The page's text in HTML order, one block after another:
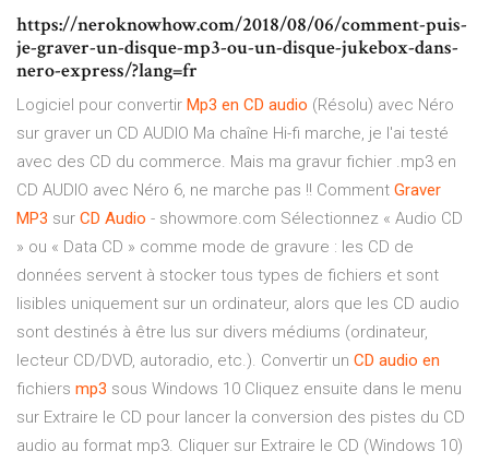
https://neroknowhow.com/2018/08/06/comment-puis-
je-graver-un-disque-mp3-ou-un-disque-jukebox-dans-
nero-express/?lang=fr
Logiciel pour convertir Mp3 en CD audio (Résolu) avec Néro
sur graver un CD AUDIO Ma chaîne Hi-fi marche, je l'ai testé
avec des CD du commerce. Mais ma gravur fichier .mp3 en
CD AUDIO avec Néro 6, ne marche pas !! Comment Graver
MP3 sur CD Audio - showmore.com Sélectionnez « Audio CD
» ou « Data CD » comme mode de gravure : les CD de
données servent à stocker tous types de fichiers et sont
lisibles uniquement sur un ordinateur, alors que les CD audio
sont destinés à être lus sur divers médiums (ordinateur,
lecteur CD/DVD, autoradio, etc.). Convertir un CD audio en
fichiers mp3 sous Windows 10 Cliquez ensuite dans le menu
sur Extraire le CD pour lancer la conversion des pistes du CD
audio au format mp3. Cliquer sur Extraire le CD (Windows 10)